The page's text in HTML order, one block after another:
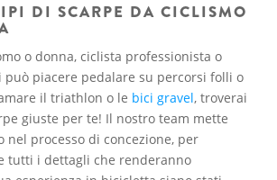
DI SCARPE DA CICLISMO
o donna, ciclista professionista o
piacere pedalare su percorsi folli o
il triathlon o le bici gravel, troverai
giuste per te! Il nostro team mette
nel processo di concezione, per
tutti i dettagli che renderanno